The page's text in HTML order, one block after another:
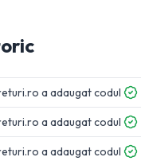
a adaugat codul
a adaugat codul
a adaugat codul